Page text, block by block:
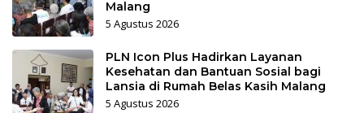
Malang
5 Agustus 2026
PLN Icon Plus Hadirkan Layanan
Kesehatan dan Bantuan Sosial bagi
Lansia di Rumah Belas Kasih Malang
5 Agustus 2026